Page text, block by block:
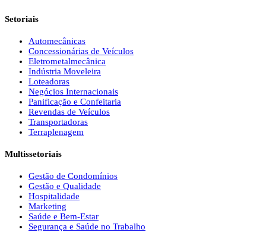
Setoriais
Automecânicas
Concessionárias de Veículos
Eletrometalmecânica
Indústria Moveleira
Loteadoras
Negócios Internacionais
Panificação e Confeitaria
Revendas de Veículos
Transportadoras
Terraplenagem
Multissetoriais
Gestão de Condomínios
Gestão e Qualidade
Hospitalidade
Marketing
Saúde e Bem-Estar
Segurança e Saúde no Trabalho